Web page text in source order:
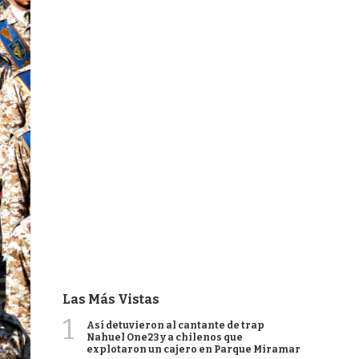
Las Más Vistas
1
Así detuvieron al cantante de trap
Nahuel One23 y a chilenos que
explotaron un cajero en Parque Miramar